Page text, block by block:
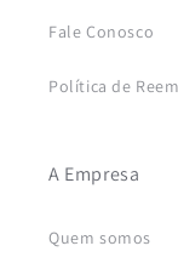
Fale Conosco
Política de
A Empresa
Quem somos